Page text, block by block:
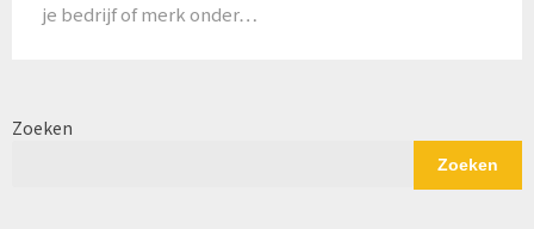
je bedrijf of merk onder…
Zoeken
Zoeken